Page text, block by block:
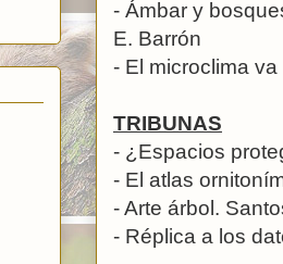
- Ámbar y
E. Barrón
- El microclima
TRIBUNAS
- ¿Espacios
- El atlas
- Arte árbol.
- Réplica a los